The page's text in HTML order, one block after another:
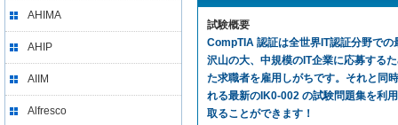
AHIMA
AHIP
AIIM
Alfresco
試験概要
CompTIA 認証は全世界IT認証分野で
沢山の大、中規模のIT企業に応募する
た求職者を雇用しがちです。それと同
れる最新のIK0-002 の試験問題集を利
取ることができます！